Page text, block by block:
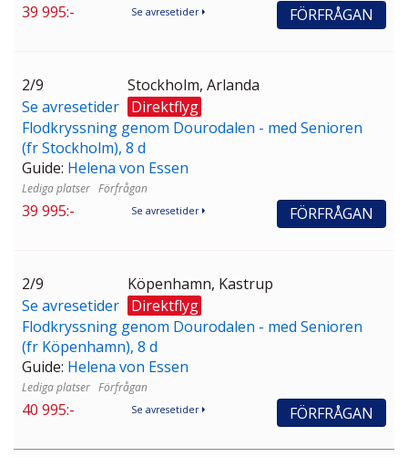
39 995:- FÖRFRÅGAN
Se avresetider
2/9
Se avresetider
Stockholm, Arlanda
Direktflyg
Flodkryssning genom Dourodalen - med Senioren
(fr Stockholm), 8 d
Guide: Helena von Essen
Förfrågan
39 995:- FÖRFRÅGAN
Se avresetider
2/9
Se avresetider
Köpenhamn, Kastrup
Direktflyg
Flodkryssning genom Dourodalen - med Senioren
(fr Köpenhamn), 8 d
Guide: Helena von Essen
Förfrågan
40 995:- FÖRFRÅGAN
Se avresetider